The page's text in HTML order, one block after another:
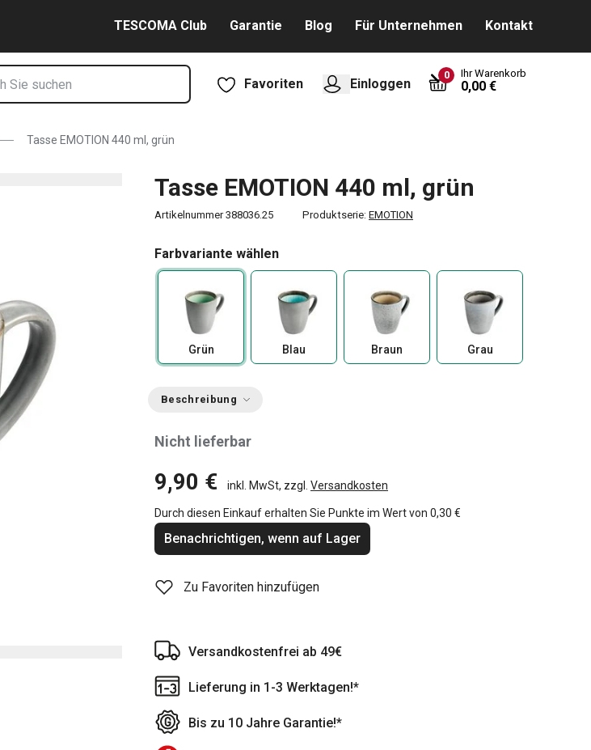
TESCOMA Club Garantie Blog Für Unternehmen Kontakt
Favoriten Einloggen
0 Ihr Warenkorb
0,00 €
Tasse EMOTION 440 ml, grün
Tasse EMOTION 440 ml, grün
Artikelnummer 388036.25 Produktserie: EMOTION
Farbvariante wählen
Grün Blau Braun Grau
Beschreibung
Nicht lieferbar
9,90 € inkl. MwSt, zzgl. Versandkosten
Durch diesen Einkauf erhalten Sie Punkte im Wert von 0,30 €
Benachrichtigen, wenn auf Lager
Zu Favoriten hinzufügen
Versandkostenfrei ab 49€
Lieferung in 1-3 Werktagen!*
Bis zu 10 Jahre Garantie!*